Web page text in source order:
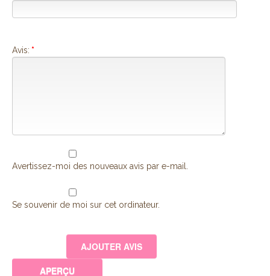
Avis: *
Avertissez-moi des nouveaux avis par e-mail.
Se souvenir de moi sur cet ordinateur.